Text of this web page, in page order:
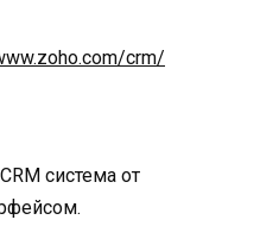
crm/
система от